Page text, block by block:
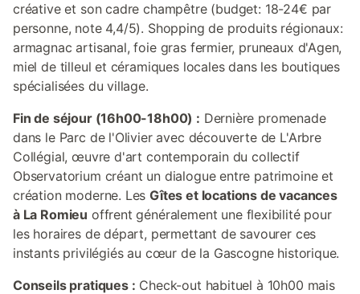
créative et son cadre champêtre (budget: 18-24€ par
personne, note 4,4/5). Shopping de produits régionaux:
armagnac artisanal, foie gras fermier, pruneaux d'Agen,
miel de tilleul et céramiques locales dans les boutiques
spécialisées du village.
Fin de séjour (16h00-18h00) : Dernière promenade
dans le Parc de l'Olivier avec découverte de L'Arbre
Collégial, œuvre d'art contemporain du collectif
Observatorium créant un dialogue entre patrimoine et
création moderne. LesGîtes et locations de vacances
à La Romieu offrent généralement une flexibilité pour
les horaires de départ, permettant de savourer ces
instants privilégiés au cœur de la Gascogne historique.
Conseils pratiques : Check-out habituel à 10h00 mais